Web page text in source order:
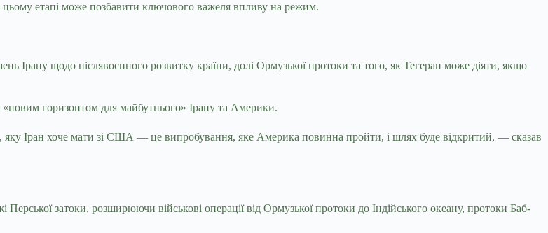
етапі може позбавити ключового важеля впливу на режим.
Ірану щодо післявоєнного розвитку країни, долі Ормузької протоки та того, як Тегеран може діяти, якщо
«новим горизонтом для майбутнього» Ірану та Америки.
яку Іран хоче мати зі США — це випробування, яке Америка повинна пройти, і шлях буде відкритий, — сказав
затоки, розширюючи військові операції від Ормузької протоки до Індійського океану, протоки Баб-